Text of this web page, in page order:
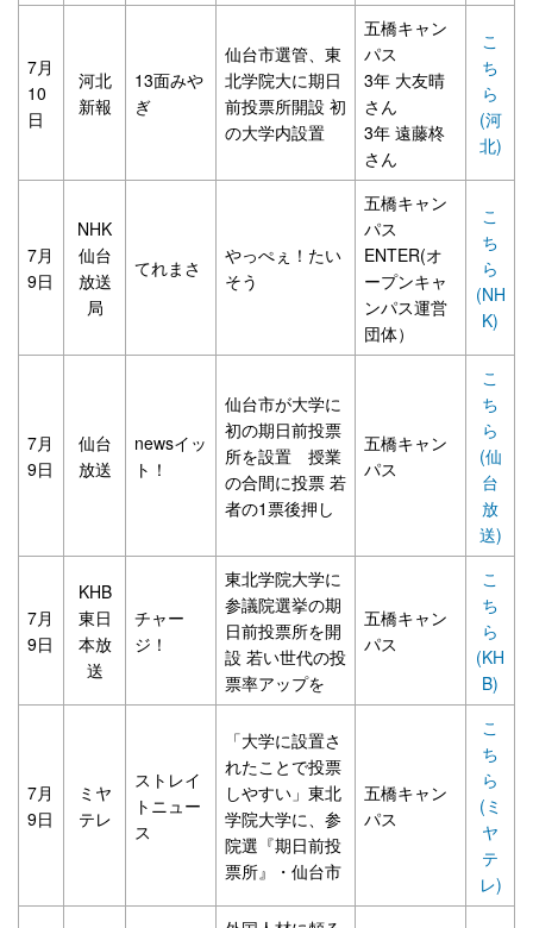
7月
10
日
河北
新報
13面みや
ぎ
仙台市選管、東
北学院大に期日
前投票所開設 初
の大学内設置
五橋キャン
パス
3年 大友晴
さん
3年 遠藤柊
さん
こ
ち
ら
(河
北)
7月
9日
NHK
仙台
放送
局
てれまさ
やっぺぇ！たい
そう
五橋キャン
パス
ENTER(オ
ープンキャ
ンパス運営
団体）
こ
ち
ら
(NH
K)
7月
9日
仙台
放送
newsイッ
ト！
仙台市が大学に
初の期日前投票
所を設置 授業
の合間に投票 若
者の1票後押し
五橋キャン
パス
こ
ち
ら
(仙
台
放
送)
7月
9日
KHB
東日
本放
送
チャー
ジ！
東北学院大学に
参議院選挙の期
日前投票所を開
設 若い世代の投
票率アップを
五橋キャン
パス
こ
ち
ら
(KH
B)
7月
9日
ミヤ
テレ
ストレイ
トニュー
ス
「大学に設置さ
れたことで投票
しやすい」東北
学院大学に、参
院選『期日前投
票所』・仙台市
五橋キャン
パス
こ
ち
ら
(ミ
ヤ
テ
レ)